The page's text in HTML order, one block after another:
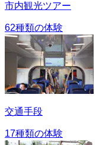
市内観光ツアー
62種類の体験
交通手段
17種類の体験